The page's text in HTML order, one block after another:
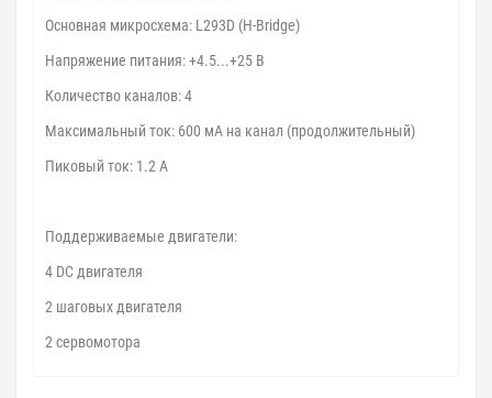
Основная микросхема: L293D (H-Bridge)
Напряжение питания: +4.5...+25 В
Количество каналов: 4
Максимальный ток: 600 мА на канал (продолжительный)
Пиковый ток: 1.2 А
Поддерживаемые двигатели:
4 DC двигателя
2 шаговых двигателя
2 сервомотора